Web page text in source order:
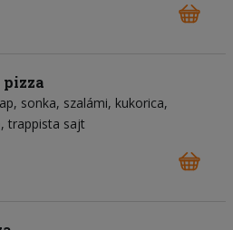
pizza
sonka szalámi kukorica
trappista sajt